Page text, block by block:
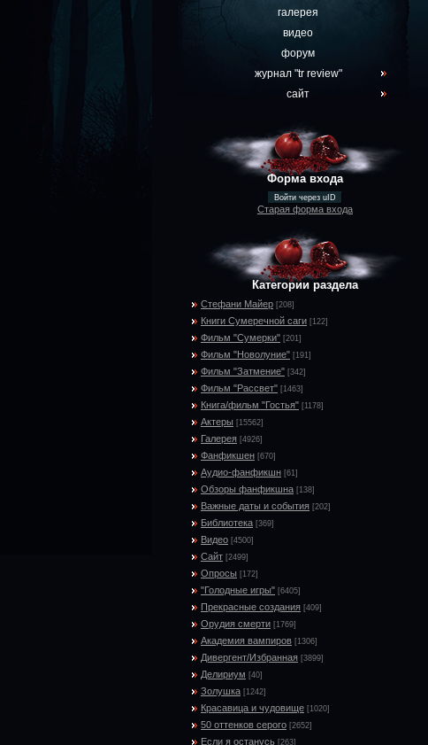
галерея
видео
форум
журнал "tr review"
сайт
Форма входа
Войти через uID
Старая форма входа
Категории раздела
Стефани Майер [208]
Книги Сумеречной саги [122]
Фильм "Сумерки" [201]
Фильм "Новолуние" [191]
Фильм "Затмение" [342]
Фильм "Рассвет" [1463]
Книга/фильм "Гостья" [1178]
Актеры [15562]
Галерея [4926]
Фанфикшен [670]
Аудио-фанфикшн [61]
Обзоры фанфикшна [138]
Важные даты и события [202]
Библиотека [369]
Видео [4500]
Сайт [2499]
Опросы [172]
"Голодные игры" [6405]
Прекрасные создания [409]
Орудия смерти [1769]
Академия вампиров [1306]
Дивергент/Избранная [3899]
Делириум [40]
Золушка [1242]
Красавица и чудовище [1020]
50 оттенков серого [2652]
Если я останусь [263]